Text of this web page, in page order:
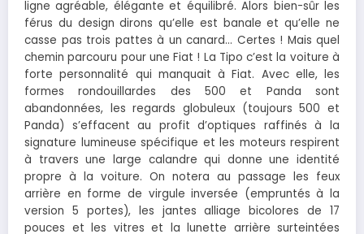
ligne agréable, élégante et équilibré. Alors bien-sûr les
férus du design dirons qu’elle est banale et qu’elle ne
casse pas trois pattes à un canard… Certes ! Mais quel
chemin parcouru pour une Fiat ! La Tipo c’est la voiture à
forte personnalité qui manquait à Fiat. Avec elle, les
formes rondouillardes des 500 et Panda sont
abandonnées, les regards globuleux (toujours 500 et
Panda) s’effacent au profit d’optiques raffinés à la
signature lumineuse spécifique et les moteurs respirent
à travers une large calandre qui donne une identité
propre à la voiture. On notera au passage les feux
arrière en forme de virgule inversée (empruntés à la
version 5 portes), les jantes alliage bicolores de 17
pouces et les vitres et la lunette arrière surteintées